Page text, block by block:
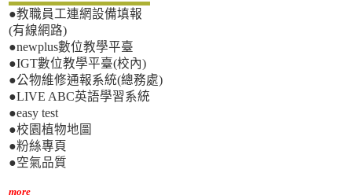
●教職員工連網設備填報
(有線網路)
●newplus數位教學平臺
●IGT數位教學平臺(校內)
●公物維修通報系統(總務處)
●LIVE ABC英語學習系統
●easy test
●校園植物地圖
●粉絲專頁
●空氣品質
more